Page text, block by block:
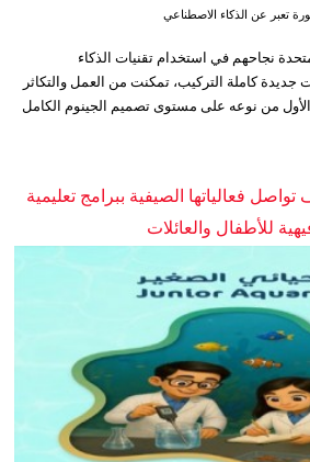
تعبر عن الذكاء الاصطناعي
نجاحهم في استخدام تقنيات الذكاء
كاملة التركيب، تمكنت من العمل والتكاثر
الأول من نوعه على مستوى تصميم الجينوم الكامل
فعالياتها الصيفية ببرامج تعليمية
للأطفال والعائلات